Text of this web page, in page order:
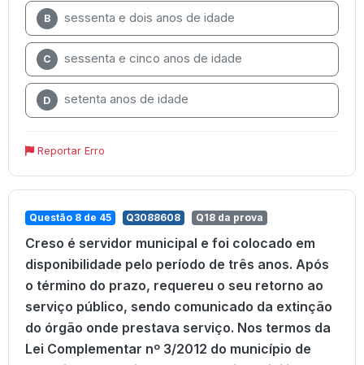
B sessenta e dois anos de idade
C sessenta e cinco anos de idade
D setenta anos de idade
Reportar Erro
Questão 8 de 45 Q3088608 Q18 da prova
Creso é servidor municipal e foi colocado em
disponibilidade pelo período de três anos. Após
o término do prazo, requereu o seu retorno ao
serviço público, sendo comunicado da extinção
do órgão onde prestava serviço. Nos termos da
Lei Complementar nº 3/2012 do município de